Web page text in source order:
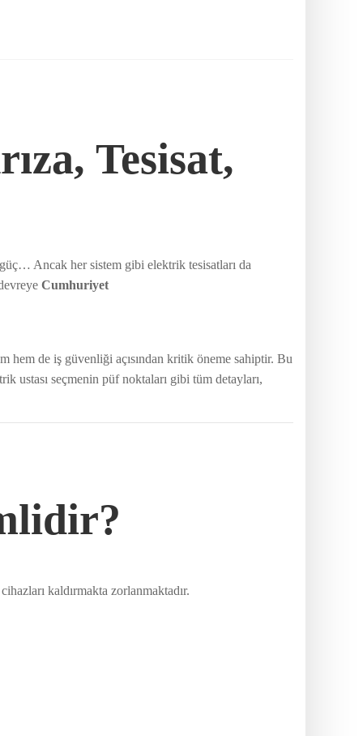
Tesisat,
Ancak her sistem gibi elektrik tesisatları da
Cumhuriyet
hem de iş güvenliği açısından kritik öneme sahiptir. Bu
ustası seçmenin püf noktaları gibi tüm detayları,
kaldırmakta zorlanmaktadır.